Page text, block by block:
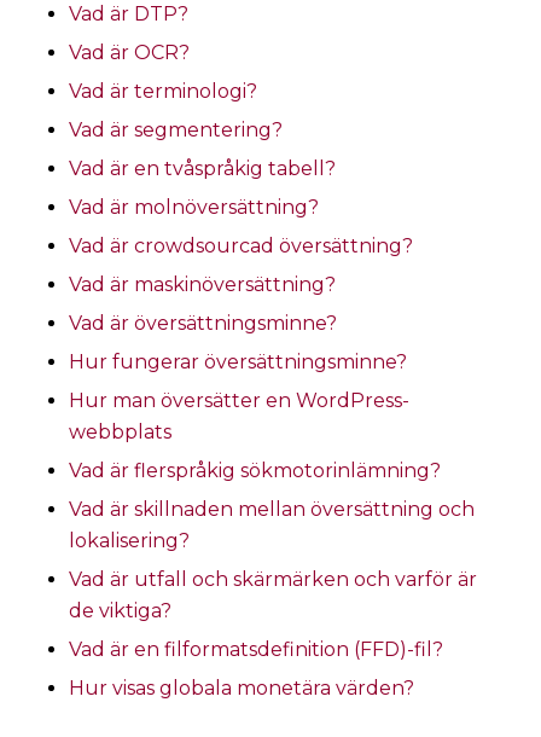
Vad är DTP?
Vad är OCR?
Vad är terminologi?
Vad är segmentering?
Vad är en tvåspråkig tabell?
Vad är molnöversättning?
Vad är crowdsourcad översättning?
Vad är maskinöversättning?
Vad är översättningsminne?
Hur fungerar översättningsminne?
Hur man översätter en WordPress-
webbplats
Vad är flerspråkig sökmotorinlämning?
Vad är skillnaden mellan översättning och
lokalisering?
Vad är utfall och skärmärken och varför är
de viktiga?
Vad är en filformatsdefinition (FFD)-fil?
Hur visas globala monetära värden?